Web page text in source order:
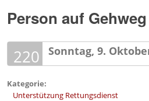
Person auf
220 Sonntag, 9.
Kategorie:
Unterstützung Rettungsdienst